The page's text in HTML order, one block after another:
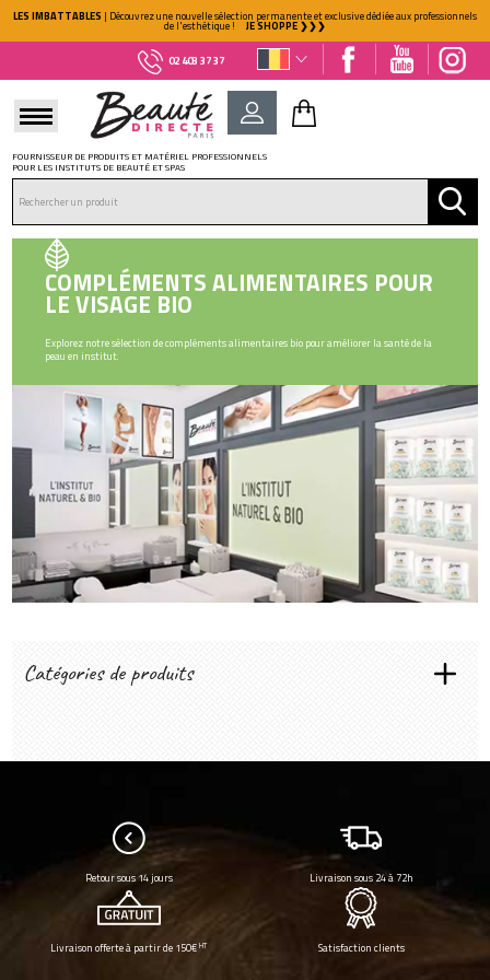
LES IMBATTABLES | Découvrez une nouvelle sélection permanente et exclusive dédiée aux professionnels
de l'esthétique ! JE SHOPPE ❯❯❯
02 403 37 37
NOUVEAU CLIENT ?
Créez votre compte
Créer mon compte
FOURNISSEUR DE PRODUITS ET MATÉRIEL PROFESSIONNELS
POUR LES INSTITUTS DE BEAUTÉ ET SPAS
COMPLÉMENTS ALIMENTAIRES POUR
LE VISAGE BIO
Explorez notre sélection de compléments alimentaires bio pour améliorer la santé de la
peau en institut.
Catégories de produits
Soins avant et après épil
USAGE UNIQUE
Consommables
SOINS VISAGE
Nettoyant démaquillant
Retour sous 14 jours Livraison sous 24 à 72h
Livraison offerte à partir de 150€HT Satisfaction clients